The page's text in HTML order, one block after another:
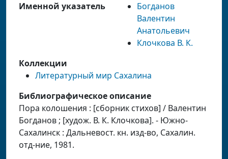
Именной указатель
Богданов
Валентин
Анатольевич
Клочкова В. К.
Коллекции
Литературный мир Сахалина
Библиографическое описание
Пора колошения : [сборник стихов] / Валентин
Богданов ; [худож. В. К. Клочкова]. - Южно-
Сахалинск : Дальневост. кн. изд-во, Сахалин.
отд-ние, 1981.